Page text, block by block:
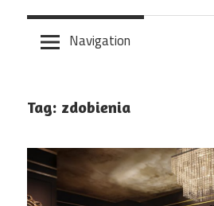
Navigation
Tag: zdobienia